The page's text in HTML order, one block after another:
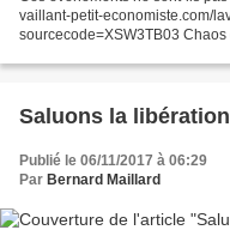
vaillant-petit-economiste.com/
sourcecode=XSW3TB03
https://fr.sputniknews.com/
Saluons la
Publié le 06/11/2017 à 06:29
Par Bernard Maillard